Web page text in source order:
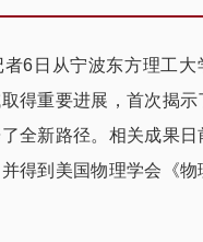
6日从宁波东方理工大
得重要进展，首次揭示
全新路径。相关成果日
得到美国物理学会《物